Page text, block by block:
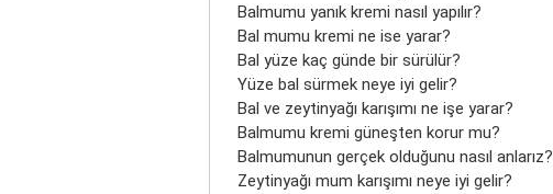
Balmumu yanık kremi nasıl yapılır?
Bal mumu kremi ne ise yarar?
Bal yüze kaç günde bir sürülür?
Yüze bal sürmek neye iyi gelir?
Bal ve zeytinyağı karışımı ne işe yarar?
Balmumu kremi güneşten korur mu?
Balmumunun gerçek olduğunu nasıl anlarız?
Zeytinyağı mum karışımı neye iyi gelir?